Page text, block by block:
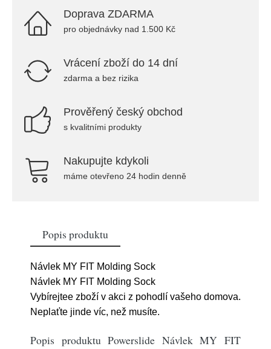
Doprava ZDARMA
pro objednávky nad 1.500 Kč
Vrácení zboží do 14 dní
zdarma a bez rizika
Prověřený český obchod
s kvalitními produkty
Nakupujte kdykoli
máme otevřeno 24 hodin denně
Popis produktu
Návlek MY FIT Molding Sock
Návlek MY FIT Molding Sock
Vybírejtee zboží v akci z pohodlí vašeho domova.
Neplaťte jinde víc, než musíte.
Popis produktu Powerslide Návlek MY FIT